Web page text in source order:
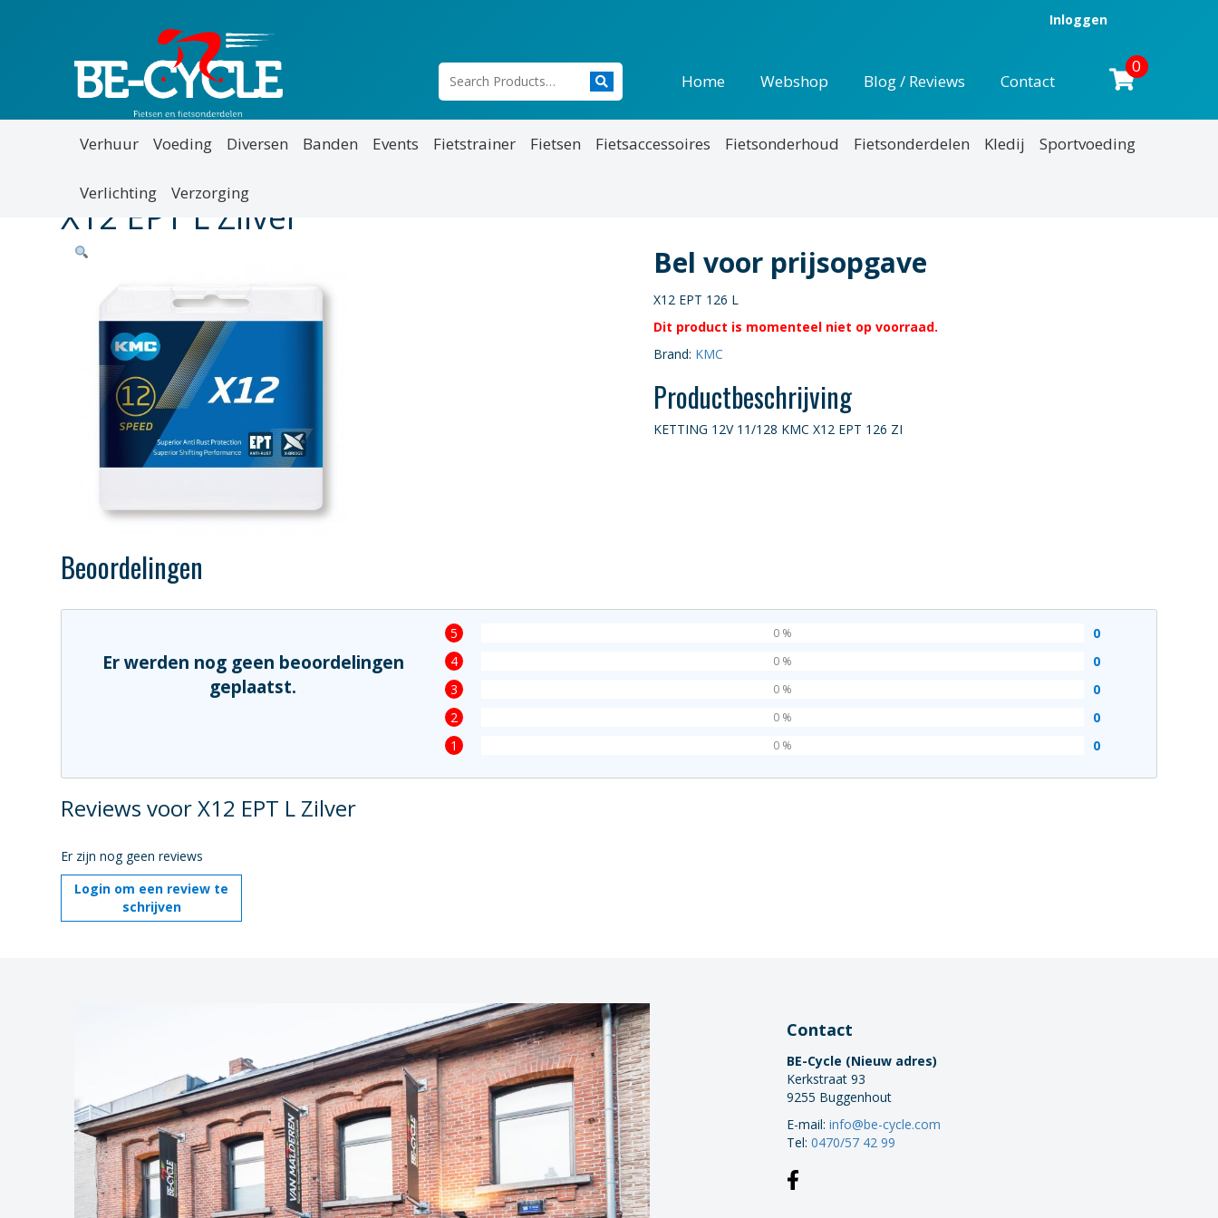
Inloggen
Home Webshop Blog / Reviews Contact
0
Verhuur Voeding Diversen Banden Events Fietstrainer Fietsen Fietsaccessoires Fietsonderhoud Fietsonderdelen Kledij Sportvoeding
Verlichting Verzorging
X12 EPT L Zilver
Bel voor prijsopgave
X12 EPT 126 L
Dit product is momenteel niet op voorraad.
Brand: KMC
Productbeschrijving
KETTING 12V 11/128 KMC X12 EPT 126 ZI
Beoordelingen
Er werden nog geen beoordelingen
geplaatst.
5 0
0 %
4 0
0 %
3 0
0 %
2 0
0 %
1 0
0 %
Reviews voor X12 EPT L Zilver
Er zijn nog geen reviews
Login om een review te
schrijven
Contact
BE-Cycle (Nieuw adres)
Kerkstraat 93
9255 Buggenhout
E-mail:info@be-cycle.com
Tel:0470/57 42 99